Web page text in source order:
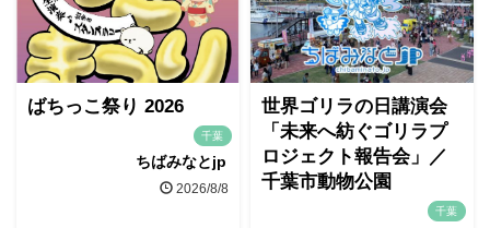
ばちっこ祭り 2026
千葉
ちばみなとjp
2026/8/8
世界ゴリラの日講演会
「未来へ紡ぐゴリラプ
ロジェクト報告会」／
千葉市動物公園
千葉